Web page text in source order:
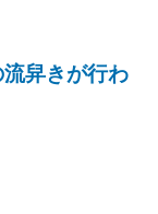
舁きが行わ